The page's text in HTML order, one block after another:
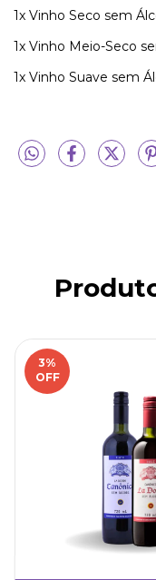
1x Vinho Seco sem
1x Vinho Meio-Seco
1x Vinho Suave sem
3%
OFF